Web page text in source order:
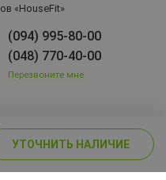
УТОЧНИТЬ НАЛИЧИЕ
«HouseFit»
(094) 995-80-00
(048) 770-40-00
Перезвоните мне